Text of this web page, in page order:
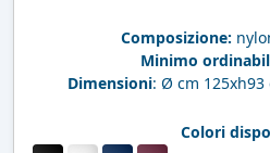
Composizione:
Minimo
Dimensioni: Ø cm
Colori